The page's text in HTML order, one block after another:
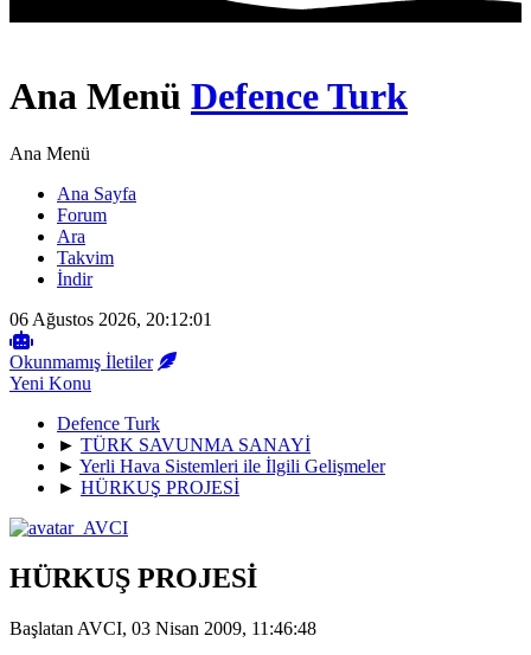
Ana Menü Defence Turk
Ana Menü
Ana Sayfa
Forum
Ara
Takvim
İndir
06 Ağustos 2026, 20:12:01
Okunmamış İletiler
Yeni Konu
Defence Turk
► TÜRK SAVUNMA SANAYİ
► Yerli Hava Sistemleri ile İlgili Gelişmeler
► HÜRKUŞ PROJESİ
HÜRKUŞ PROJESİ
Başlatan AVCI, 03 Nisan 2009, 11:46:48